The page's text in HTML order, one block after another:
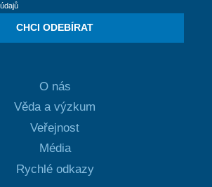
CHCI ODEBÍRAT
O nás
Věda a výzkum
Veřejnost
Média
Rychlé odkazy